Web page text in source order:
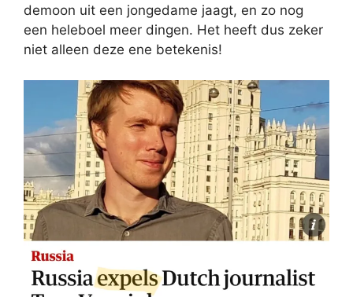
demoon uit een jongedame jaagt, en zo nog
een heleboel meer dingen. Het heeft dus zeker
niet alleen deze ene betekenis!